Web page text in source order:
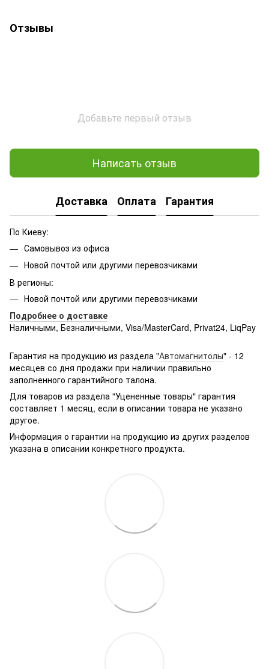
Отзывы
Добавьте первый отзыв
Написать отзыв
Доставка Оплата Гарантия
По Киеву:
Самовывоз из офиса
Новой почтой или другими перевозчиками
В регионы:
Новой почтой или другими перевозчиками
Подробнее о доставке
Наличными, Безналичными, Visa/MasterCard, Privat24, LiqPay
g361hhadsek/p3316040/#
Гарантия на продукцию из раздела "Автомагнитолы" - 12
месяцев со дня продажи при наличии правильно
заполненного гарантийного талона.
Для товаров из раздела "Уцененные товары" гарантия
составляет 1 месяц, если в описании товара не указано
другое.
Информация о гарантии на продукцию из других разделов
указана в описании конкретного продукта.